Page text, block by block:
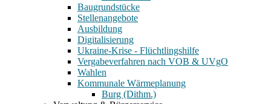
Baugrundstücke
Stellenangebote
Ausbildung
Digitalisierung
Ukraine-Krise - Flüchtlingshilfe
Vergabeverfahren nach VOB & UVgO
Wahlen
Kommunale Wärmeplanung
Burg (Dithm.)